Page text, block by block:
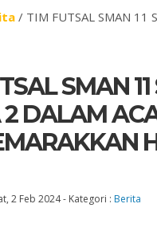
/ TIM FUTSAL SMAN 11
SMAN
DALAM
2 Feb 2024- Kategori : Berita